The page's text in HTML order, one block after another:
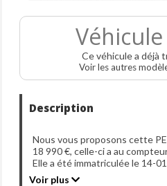
Ce véhicule a déjà
Voir les autres
Description
Nous vous proposons cette
18 990 €, celle-ci a au
Elle a été immatriculée le 14-
puissance de 100ch din.
Voir plus